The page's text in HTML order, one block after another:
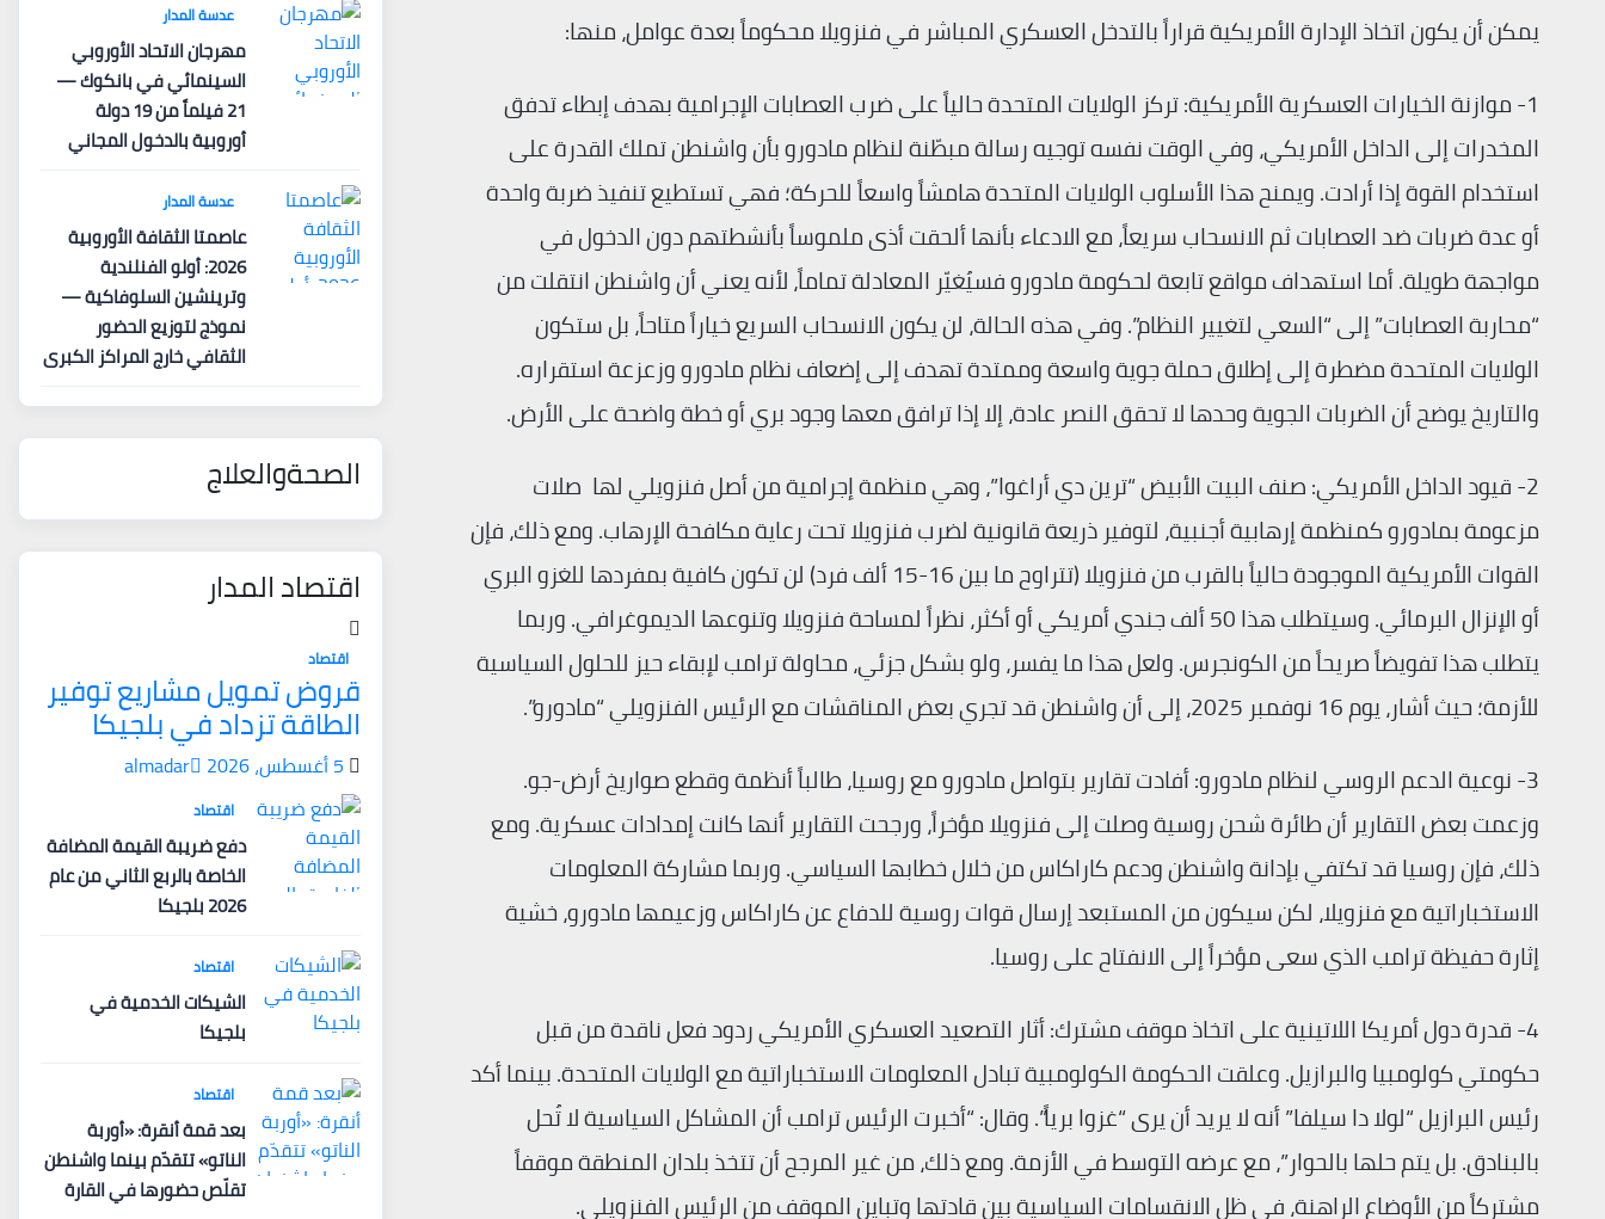
يمكن أن يكون اتخاذ الإدارة الأمريكية قراراً بالتدخل العسكري المباشر في فنزويلا محكوماً بعدة عوامل، منها:
1- موازنة الخيارات العسكرية الأمريكية: تركز الولايات المتحدة حالياً على ضرب العصابات الإجرامية بهدف إبطاء تدفق
المخدرات إلى الداخل الأمريكي، وفي الوقت نفسه توجيه رسالة مبطّنة لنظام مادورو بأن واشنطن تملك القدرة على
استخدام القوة إذا أرادت. ويمنح هذا الأسلوب الولايات المتحدة هامشاً واسعاً للحركة؛ فهي تستطيع تنفيذ ضربة واحدة
أو عدة ضربات ضد العصابات ثم الانسحاب سريعاً، مع الادعاء بأنها ألحقت أذى ملموساً بأنشطتهم دون الدخول في
مواجهة طويلة. أما استهداف مواقع تابعة لحكومة مادورو فسيُغيّر المعادلة تماماً، لأنه يعني أن واشنطن انتقلت من
“محاربة العصابات” إلى “السعي لتغيير النظام”. وفي هذه الحالة، لن يكون الانسحاب السريع خياراً متاحاً، بل ستكون
الولايات المتحدة مضطرة إلى إطلاق حملة جوية واسعة وممتدة تهدف إلى إضعاف نظام مادورو وزعزعة استقراره.
والتاريخ يوضح أن الضربات الجوية وحدها لا تحقق النصر عادة، إلا إذا ترافق معها وجود بري أو خطة واضحة على الأرض.
2- قيود الداخل الأمريكي: صنف البيت الأبيض “ترين دي أراغوا”، وهي منظمة إجرامية من أصل فنزويلي لها صلات
مزعومة بمادورو كمنظمة إرهابية أجنبية، لتوفير ذريعة قانونية لضرب فنزويلا تحت رعاية مكافحة الإرهاب. ومع ذلك، فإن
القوات الأمريكية الموجودة حالياً بالقرب من فنزويلا (تتراوح ما بين 16-15 ألف فرد) لن تكون كافية بمفردها للغزو البري
أو الإنزال البرمائي. وسيتطلب هذا 50 ألف جندي أمريكي أو أكثر، نظراً لمساحة فنزويلا وتنوعها الديموغرافي. وربما
يتطلب هذا تفويضاً صريحاً من الكونجرس. ولعل هذا ما يفسر، ولو بشكل جزئي، محاولة ترامب لإبقاء حيز للحلول السياسية
للأزمة؛ حيث أشار، يوم 16 نوفمبر 2025، إلى أن واشنطن قد تجري بعض المناقشات مع الرئيس الفنزويلي “مادورو”.
3- نوعية الدعم الروسي لنظام مادورو: أفادت تقارير بتواصل مادورو مع روسيا، طالباً أنظمة وقطع صواريخ أرض-جو.
وزعمت بعض التقارير أن طائرة شحن روسية وصلت إلى فنزويلا مؤخراً، ورجحت التقارير أنها كانت إمدادات عسكرية. ومع
ذلك، فإن روسيا قد تكتفي بإدانة واشنطن ودعم كاراكاس من خلال خطابها السياسي. وربما مشاركة المعلومات
الاستخباراتية مع فنزويلا، لكن سيكون من المستبعد إرسال قوات روسية للدفاع عن كاراكاس وزعيمها مادورو، خشية
إثارة حفيظة ترامب الذي سعى مؤخراً إلى الانفتاح على روسيا.
4- قدرة دول أمريكا اللاتينية على اتخاذ موقف مشترك: أثار التصعيد العسكري الأمريكي ردود فعل ناقدة من قبل
حكومتي كولومبيا والبرازيل. وعلقت الحكومة الكولومبية تبادل المعلومات الاستخباراتية مع الولايات المتحدة. بينما أكد
رئيس البرازيل “لولا دا سيلفا” أنه لا يريد أن يرى “غزوا برياً”. وقال: “أخبرت الرئيس ترامب أن المشاكل السياسية لا تُحل
بالبنادق. بل يتم حلها بالحوار”، مع عرضه التوسط في الأزمة. ومع ذلك، من غير المرجح أن تتخذ بلدان المنطقة موقفاً
مشتركاً من الأوضاع الراهنة، في ظل الانقسامات السياسية بين قادتها وتباين الموقف من الرئيس الفنزويلي.
عدسة المدار
مهرجان الاتحاد الأوروبي
السينمائي في بانكوك —
21 فيلماً من 19 دولة
أوروبية بالدخول المجاني
عدسة المدار
عاصمتا الثقافة الأوروبية
2026: أولو الفنلندية
وترينشين السلوفاكية —
نموذج لتوزيع الحضور
الثقافي خارج المراكز الكبرى
الصحةوالعلاج
اقتصاد المدار
اقتصاد
قروض تمويل مشاريع توفير
الطاقة تزداد في بلجيكا
5 أغسطس، 2026 almadar
اقتصاد
دفع ضريبة القيمة المضافة
الخاصة بالربع الثاني من عام
2026 بلجيكا
اقتصاد
الشيكات الخدمية في
بلجيكا
اقتصاد
بعد قمة أنقرة: «أوربة
الناتو» تتقدّم بينما واشنطن
تقلّص حضورها في القارة